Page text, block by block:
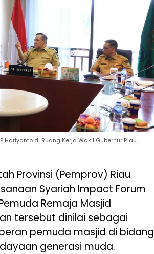
Hariyanto di Ruang Kerja Wakil Gubernur Riau,
Provinsi (Pemprov) Riau
Syariah Impact Forum
Remaja Masjid
tersebut dinilai sebagai
pemuda masjid di bidang
generasi muda.